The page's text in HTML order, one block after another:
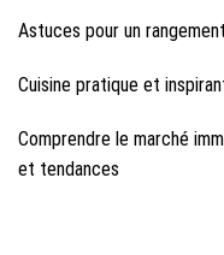
Astuces pour un
Cuisine pratique et
Comprendre le marché
et tendances